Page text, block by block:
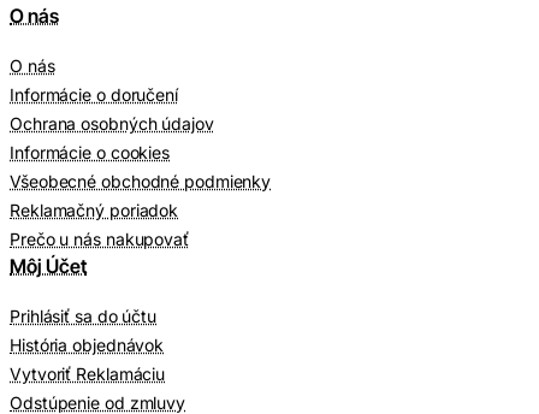
O nás
O nás
Informácie o doručení
Ochrana osobných údajov
Informácie o cookies
Všeobecné obchodné podmienky
Reklamačný poriadok
Prečo u nás nakupovať
Môj Účet
Prihlásiť sa do účtu
História objednávok
Vytvoriť Reklamáciu
Odstúpenie od zmluvy